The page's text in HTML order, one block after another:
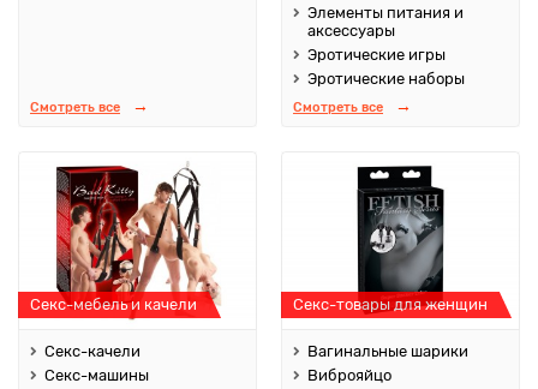
Смотреть все
Элементы питания и
аксессуары
Эротические игры
Эротические наборы
Смотреть все
Секс-мебель и качели
Секс-качели
Секс-машины
Секс-товары для женщин
Вагинальные шарики
Виброяйцо